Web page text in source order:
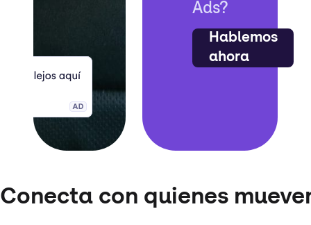
Ads?
Hablemos
ahora
Conecta con quienes